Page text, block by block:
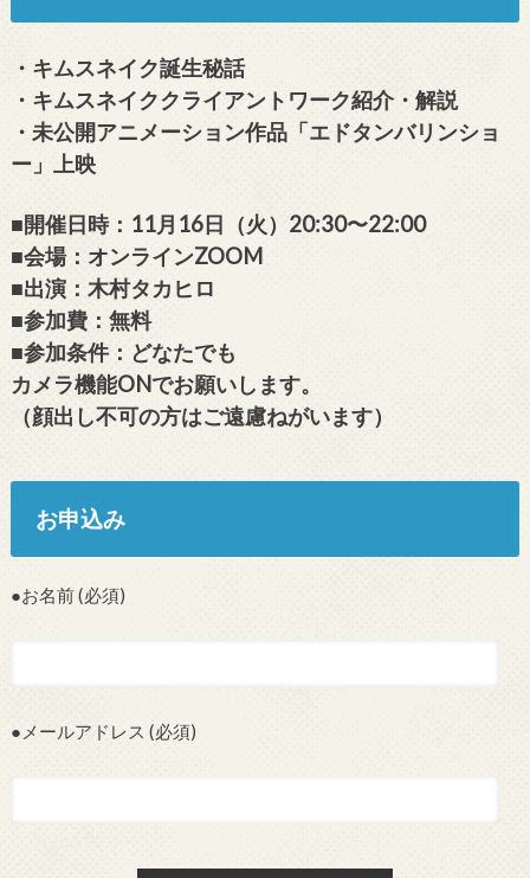
・キムスネイク誕生秘話
・キムスネイククライアントワーク紹介・解説
・未公開アニメーション作品「エドタンバリンショ
ー」上映
■開催日時：11月16日（火）20:30〜22:00
■会場：オンラインZOOM
■出演：木村タカヒロ
■参加費：無料
■参加条件：どなたでも
カメラ機能ONでお願いします。
（顔出し不可の方はご遠慮ねがいます）
お申込み
●お名前 (必須)
●メールアドレス (必須)